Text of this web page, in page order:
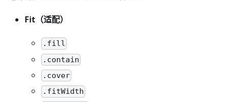
Fit（适配）
.fill
.contain
.cover
.fitWidth